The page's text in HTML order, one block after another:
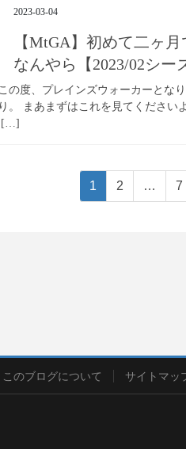
2023-03-04
【MtGA】初めて二ヶ
なんやら【2023/02シー
の度、プレインズウォーカーとな
。 まあまずはこれを見てください
[…]
ペ
ー
1
ペ
ー
2 …
ペ
7
このブログについて サイトマッ